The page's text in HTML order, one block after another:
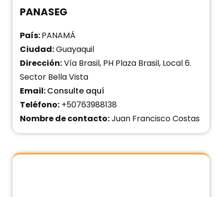
PANASEG
País:PANAMÁ
Ciudad:Guayaquil
Dirección:Vía Brasil, PH Plaza Brasil, Local 6.
Sector Bella Vista
Email:Consulte aquí
Teléfono: +50763988138
Nombre de contacto:Juan Francisco Costas